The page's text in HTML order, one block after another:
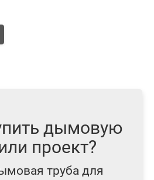
дымовую
проект?
труба для